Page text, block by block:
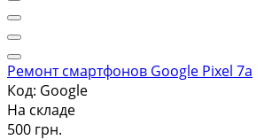
Ремонт смартфонов Google Pixel 7a
Код: Google
На складе
500 грн.